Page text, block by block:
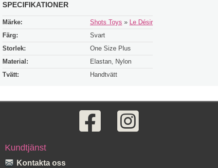
SPECIFIKATIONER
Märke: Shots Toys » Le Désir
Färg:
Svart
Storlek:
One Size Plus
Material:
Elastan, Nylon
Tvätt:
Handtvätt
Kundtjänst
Kontakta oss